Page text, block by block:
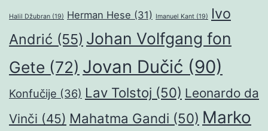
Halil Džubran (19) Herman Hese (31) Imanuel Kant (19)
Ivo
Andrić (55) Johan Volfgang fon
Gete (72) Jovan Dučić (90)
Konfučije (36) Lav Tolstoj (50) Leonardo da
Vinči (45) Mahatma Gandi (50) Marko